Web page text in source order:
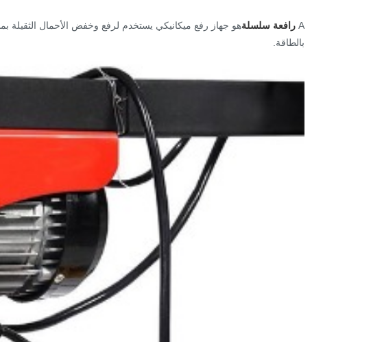
A رافعة سلسلةهو جهاز رفع ميكانيكي يستخدم لرفع وخفض الأحمال الثقيلة
بالطاقة.